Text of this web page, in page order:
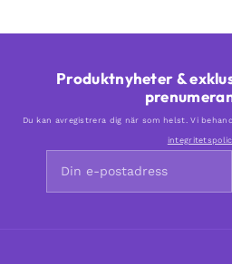
Produktnyheter &
Du kan avregistrera dig när som helst. Vi